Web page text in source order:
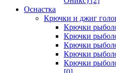
Оснастка
Крючки и джиг
Крючки
Крючки
Крючки
Крючки
Крючки